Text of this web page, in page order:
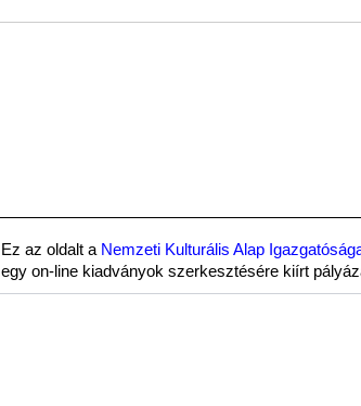
Ez az oldalt a Nemzeti Kulturális Alap
egy on-line kiadványok szerkesztésére kiírt